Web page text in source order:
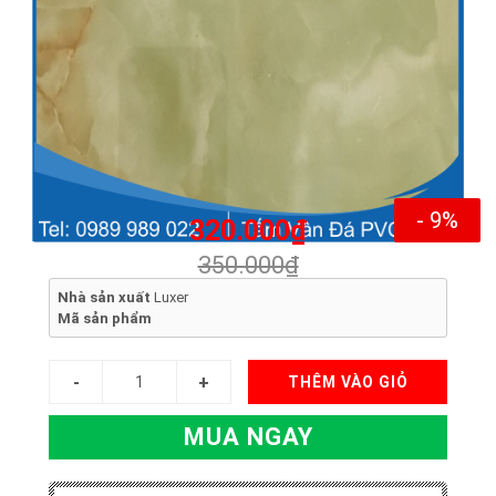
- 9%
320.000₫
350.000₫
Nhà sản xuất Luxer
Mã sản phẩm
THÊM VÀO GIỎ
MUA NGAY